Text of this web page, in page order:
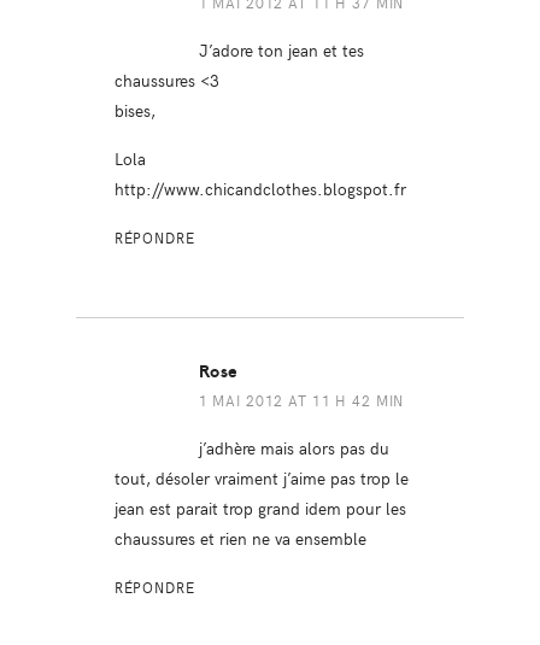
J’adore ton jean et tes
chaussures <3
bises,
Lola
http://www.chicandclothes.blogspot.fr
RÉPONDRE
Rose
1 MAI 2012 AT 11 H 42 MIN
j’adhère mais alors pas du
tout, désoler vraiment j’aime pas trop le
jean est parait trop grand idem pour les
chaussures et rien ne va ensemble
RÉPONDRE